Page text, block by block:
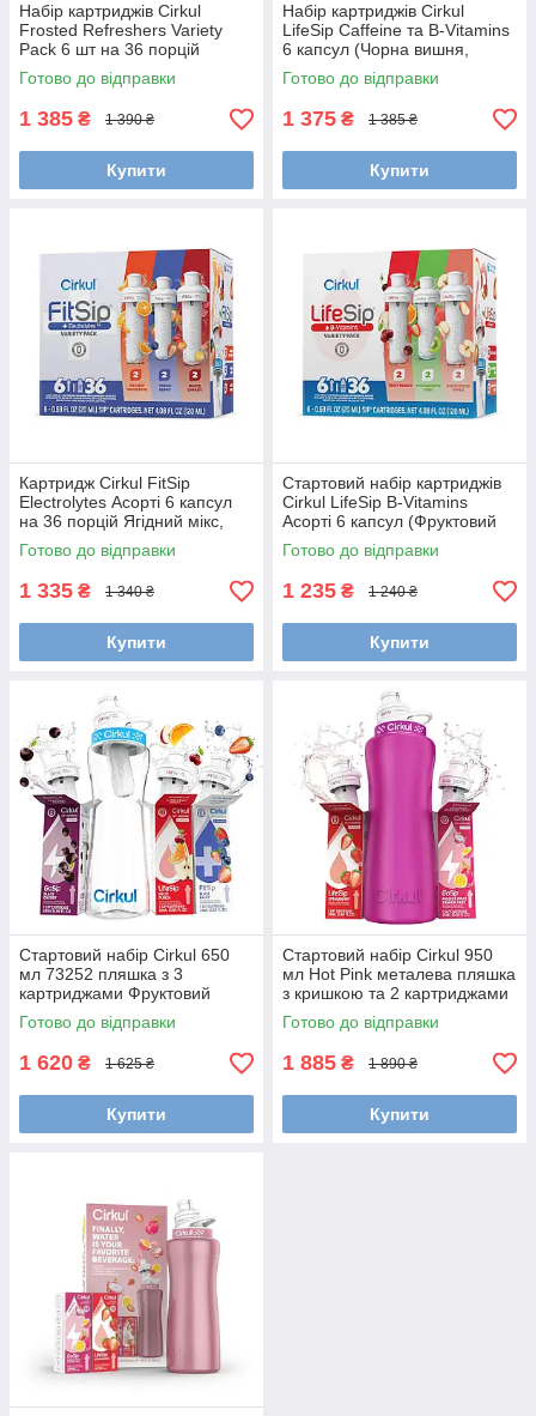
Набір картриджів Cirkul
Frosted Refreshers Variety
Pack 6 шт на 36 порцій
Кофеїн, 0 цукру, асорті 3
тропічних смаків
Готово до відправки
1 385 ₴ 1 390 ₴
Купити
Набір картриджів Cirkul
LifeSip Caffeine та B-Vitamins
6 капсул (Чорна вишня,
Блакитна малина, Полуниця-
Кавун) GoSip Flavored
Готово до відправки
1 375 ₴ 1 385 ₴
Купити
Картридж Cirkul FitSip
Electrolytes Асорті 6 капсул
на 36 порцій Ягідний мікс,
біла вишня, апельсин-
мандарин
Готово до відправки
1 335 ₴ 1 340 ₴
Купити
Стартовий набір картриджів
Cirkul LifeSip B-Vitamins
Асорті 6 капсул (Фруктовий
пунш, Полуниця-Ківі,
Медовий Яблук) з Вітаміном
Готово до відправки
1 235 ₴ 1 240 ₴
Купити
Стартовий набір Cirkul 650
мл 73252 пляшка з 3
картриджами Фруктовий
пунш, Вишня та Ягідний мікс ,
Міккі Маус
Готово до відправки
1 620 ₴ 1 625 ₴
Купити
Стартовий набір Cirkul 950
мл Hot Pink металева пляшка
з кришкою та 2 картриджами
Полуниця, Маракуя Dragon
Fruit 0 цукру 203830
Готово до відправки
1 885 ₴ 1 890 ₴
Купити